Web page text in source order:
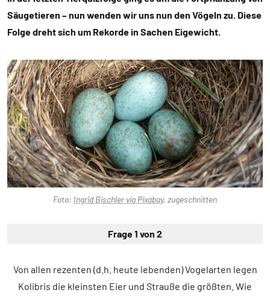
Säugetieren – nun wenden wir uns nun den Vögeln zu. Diese
Folge dreht sich um Rekorde in Sachen Eigewicht.
Foto: Ingrid Bischler via Pixabay, zugeschnitten
Frage 1 von 2
Von allen rezenten (d.h. heute lebenden) Vogelarten legen
Kolibris die kleinsten Eier und Strauße die größten. Wie